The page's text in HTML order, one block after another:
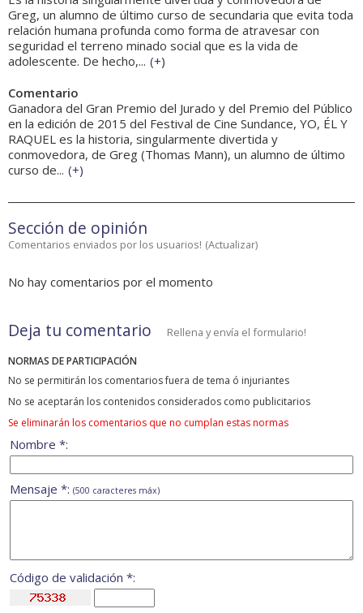
Greg, un alumno de último curso de secundaria que evita toda
relación humana profunda como forma de atravesar con
seguridad el terreno minado social que es la vida de
adolescente. De hecho,... (+)
Comentario
Ganadora del Gran Premio del Jurado y del Premio del Público
en la edición de 2015 del Festival de Cine Sundance, YO, ÉL Y
RAQUEL es la historia, singularmente divertida y
conmovedora, de Greg (Thomas Mann), un alumno de último
curso de... (+)
Sección de opinión
Comentarios enviados por los usuarios! (Actualizar)
No hay comentarios por el momento
Deja tu comentario Rellena y envía el formulario!
NORMAS DE PARTICIPACIÓN
No se permitirán los comentarios fuera de tema ó injuriantes
No se aceptarán los contenidos considerados como publicitarios
Se eliminarán los comentarios que no cumplan estas normas
Nombre *:
Mensaje *: (500 caracteres máx)
Código de validación *: